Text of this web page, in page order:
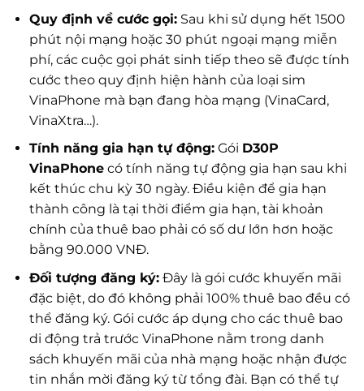
Quy định về cước gọi:Sau khi sử dụng hết 1500
phút nội mạng hoặc 30 phút ngoại mạng miễn
phí, các cuộc gọi phát sinh tiếp theo sẽ được tính
cước theo quy định hiện hành của loại sim
VinaPhone mà bạn đang hòa mạng (VinaCard,
VinaXtra…).
Tính năng gia hạn tự động:Gói D30P
VinaPhonecó tính năng tự động gia hạn sau khi
kết thúc chu kỳ 30 ngày. Điều kiện để gia hạn
thành công là tại thời điểm gia hạn, tài khoản
chính của thuê bao phải có số dư lớn hơn hoặc
bằng 90.000 VNĐ.
Đối tượng đăng ký:Đây là gói cước khuyến mãi
đặc biệt, do đó không phải 100% thuê bao đều có
thể đăng ký. Gói cước áp dụng cho các thuê bao
di động trả trước VinaPhone nằm trong danh
sách khuyến mãi của nhà mạng hoặc nhận được
tin nhắn mời đăng ký từ tổng đài. Bạn có thể tự